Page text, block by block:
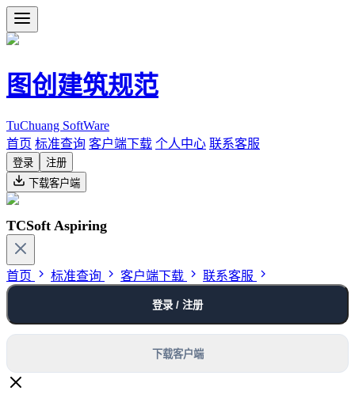
图创建筑规范
TuChuang SoftWare
首页 标准查询 客户端下载 个人中心 联系客服
登录
注册
下载客户端
TCSoft Aspiring
首页 标准查询 客户端下载 联系客服
登录 / 注册
下载客户端